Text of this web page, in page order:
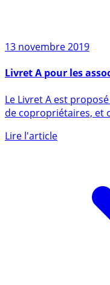
13 novembre 2019
Livret A pour les
Le Livret A est
de copropriétaires, et